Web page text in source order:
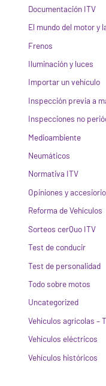
Documentación ITV
El mundo del motor y
Frenos
Iluminación y luces
Importar un vehículo
Inspección previa a
Inspecciones no
Medioambiente
Neumáticos
Normativa ITV
Opiniones y
Reforma de Vehículos
Sorteos cerQuo ITV
Test de conducir
Test de personalidad
Todo sobre motos
Uncategorized
Vehículos agrícolas –
Vehículos eléctricos
Vehículos históricos